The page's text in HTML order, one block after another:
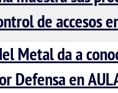
de accesos
Metal da a
Defensa en